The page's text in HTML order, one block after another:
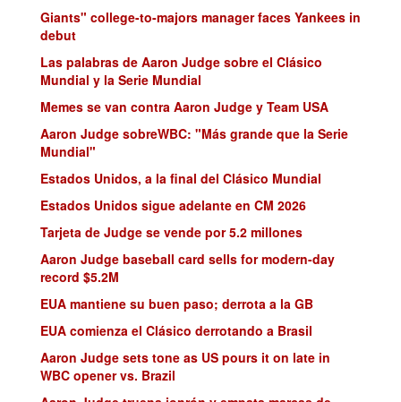
Giants" college-to-majors manager faces Yankees in
debut
Las palabras de Aaron Judge sobre el Clásico
Mundial y la Serie Mundial
Memes se van contra Aaron Judge y Team USA
Aaron Judge sobreWBC: "Más grande que la Serie
Mundial"
Estados Unidos, a la final del Clásico Mundial
Estados Unidos sigue adelante en CM 2026
Tarjeta de Judge se vende por 5.2 millones
Aaron Judge baseball card sells for modern-day
record $5.2M
EUA mantiene su buen paso; derrota a la GB
EUA comienza el Clásico derrotando a Brasil
Aaron Judge sets tone as US pours it on late in
WBC opener vs. Brazil